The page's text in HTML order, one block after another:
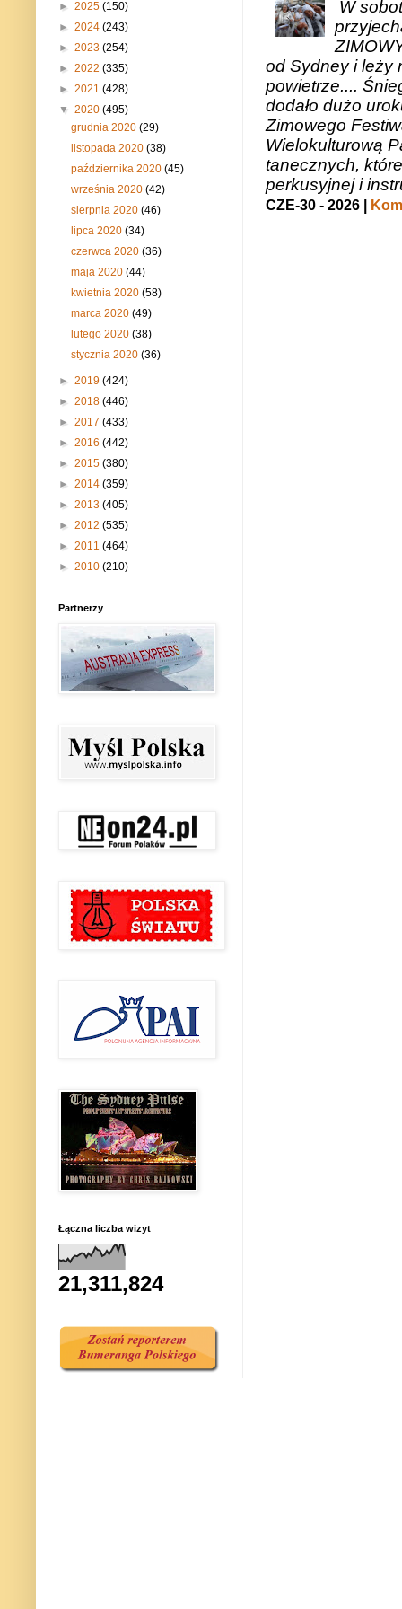
W
od Sydney i leży
powietrze....
dodało dużo
Zimowego
Wielokulturową
tanecznych,
perkusyjnej i
CZE-30 - 2026 |
► 2025 (150)
► 2024 (243)
► 2023 (254)
► 2022 (335)
► 2021 (428)
▼ 2020 (495)
grudnia 2020(29)
listopada 2020(38)
października 2020(45)
września 2020(42)
sierpnia 2020(46)
lipca 2020(34)
czerwca 2020(36)
maja 2020(44)
kwietnia 2020(58)
marca 2020(49)
lutego 2020(38)
stycznia 2020(36)
► 2019 (424)
► 2018 (446)
► 2017 (433)
► 2016 (442)
► 2015 (380)
► 2014 (359)
► 2013 (405)
► 2012 (535)
► 2011 (464)
► 2010 (210)
Partnerzy
Łączna liczba wizyt
21,311,824